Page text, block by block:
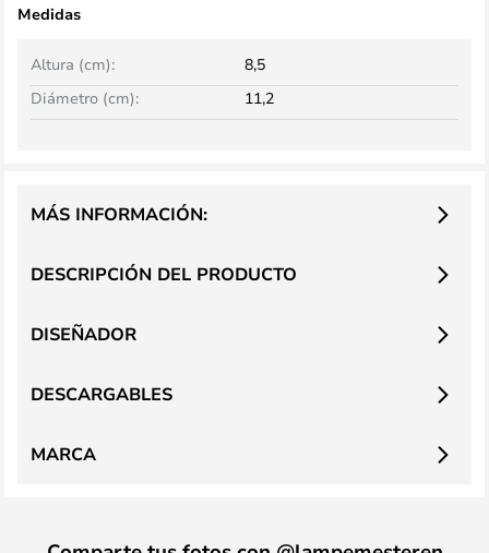
Medidas
Altura (cm):
8,5
Diámetro (cm):
11,2
DESCRIPCIÓN DEL PRODUCTO
MÁS INFORMACIÓN:
DISEÑADOR
DESCARGABLES
MARCA